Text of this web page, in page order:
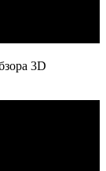
3D